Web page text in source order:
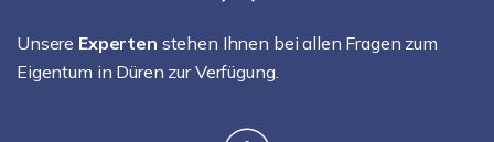
Unsere Experten stehen Ihnen bei allen Fragen zum
Eigentum in Düren zur Verfügung.